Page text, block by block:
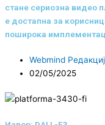
стане сериозна видео
е достапна за
поширока
Webmind
02/05/2025